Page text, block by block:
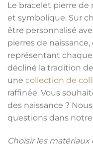
Le bracelet pierre de
et symbolique. Sur
être personnalisé
pierres de
représentant chaque
décliné la tradition
une collection de
raffinée. Vous
des naissance ?
questions dans notre
Choisir les